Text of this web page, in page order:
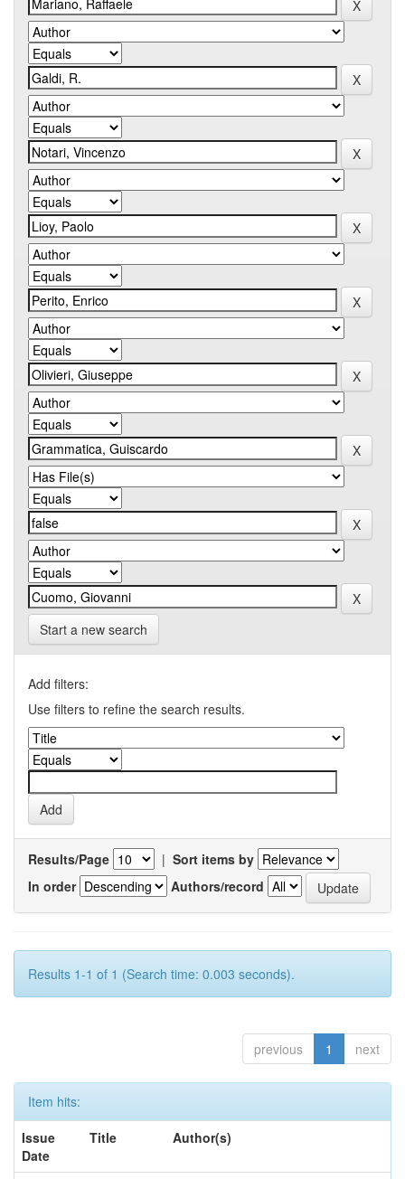
Start a new search
Add filters:
Use filters to refine the search results.
Results/Page | Sort items by
In order
Authors/record
Results 1-1 of 1 (Search time: 0.003 seconds).
previous 1 next
Item hits:
Issue
Date
Title Author(s)